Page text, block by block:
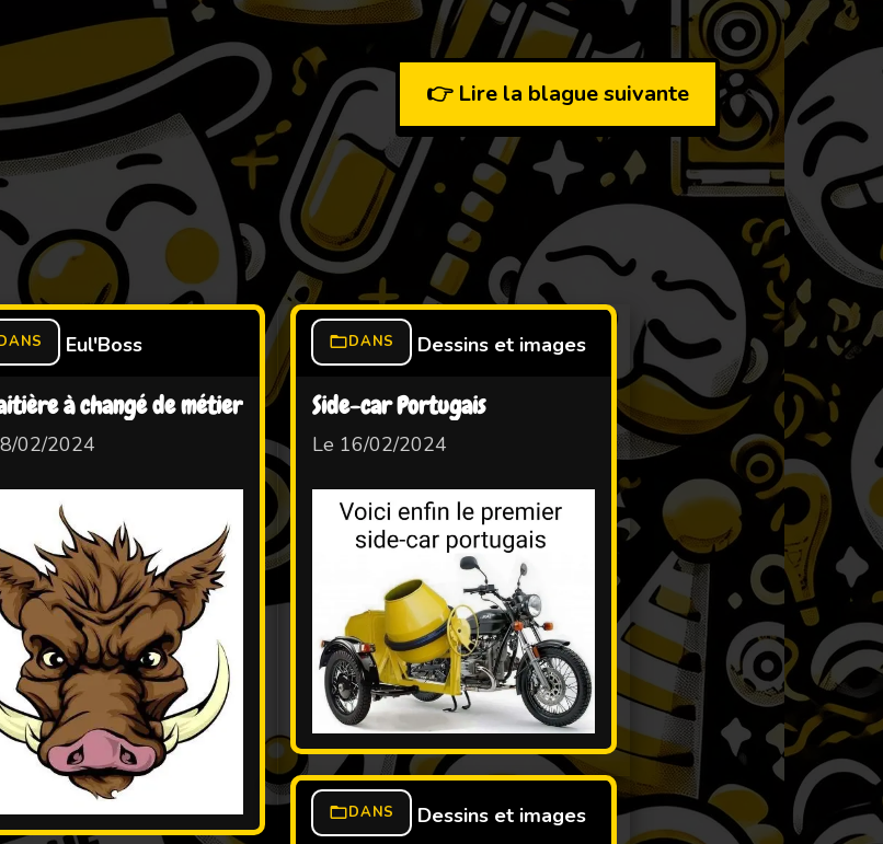
👉 Lire la blague suivante
Eul'Boss
à changé de métier
02/2024
DANS Dessins et images
Side-car Portugais
Le 16/02/2024
DANS Dessins et images